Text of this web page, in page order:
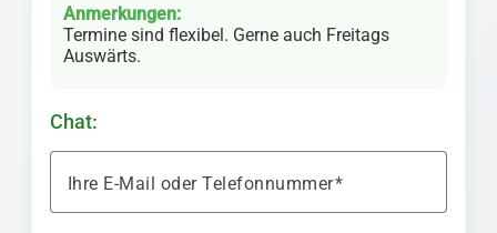
Anmerkungen:
Termine sind flexibel. Gerne auch Freitags
Auswärts.
Chat:
Ihre E-Mail oder Telefonnummer